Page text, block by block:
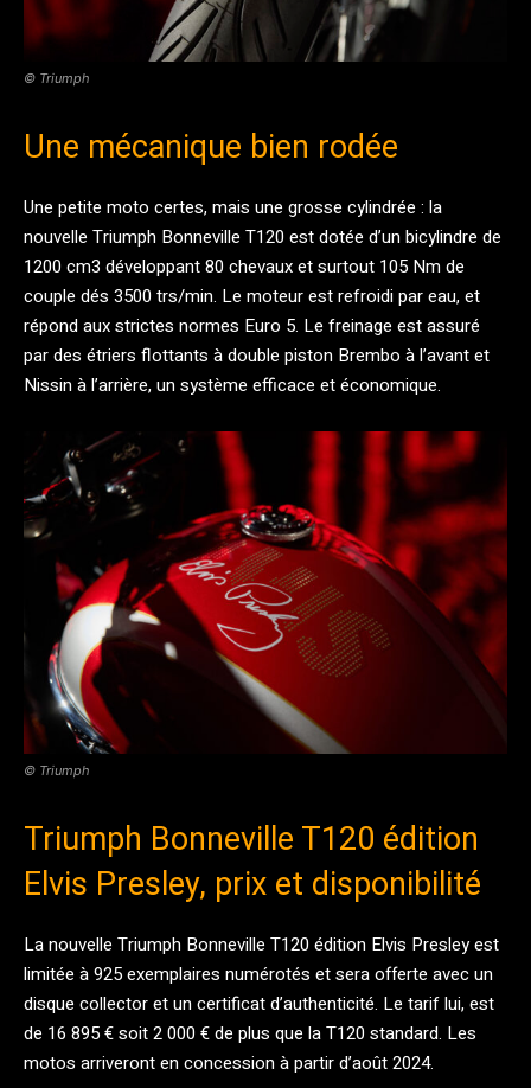
© Triumph
Une mécanique bien rodée
Une petite moto certes, mais une grosse cylindrée : la
nouvelle Triumph Bonneville T120 est dotée d’un bicylindre de
1200 cm3 développant 80 chevaux et surtout 105 Nm de
couple dés 3500 trs/min. Le moteur est refroidi par eau, et
répond aux strictes normes Euro 5. Le freinage est assuré
par des étriers flottants à double piston Brembo à l’avant et
Nissin à l’arrière, un système efficace et économique.
© Triumph
Triumph Bonneville T120 édition
Elvis Presley, prix et disponibilité
La nouvelle Triumph Bonneville T120 édition Elvis Presley est
limitée à 925 exemplaires numérotés et sera offerte avec un
disque collector et un certificat d’authenticité. Le tarif lui, est
de 16 895 € soit 2 000 € de plus que la T120 standard. Les
motos arriveront en concession à partir d’août 2024.